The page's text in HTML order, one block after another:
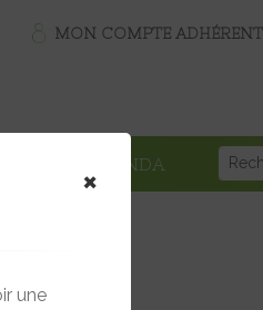
MON COMPTE ADHÉRENT
AGENDA
×
une